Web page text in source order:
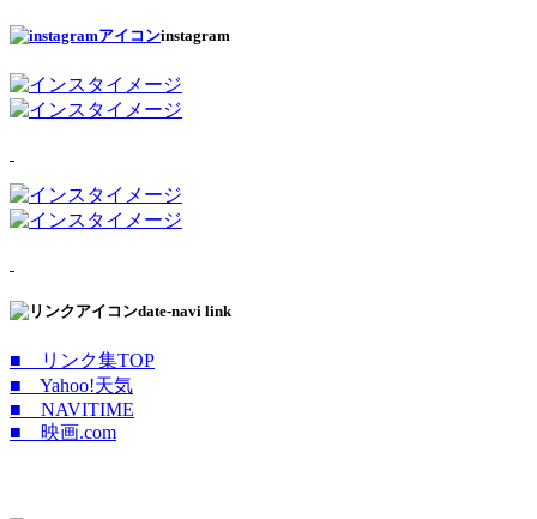
instagram
date-navi link
■ リンク集TOP
■ Yahoo!天気
■ NAVITIME
■ 映画.com